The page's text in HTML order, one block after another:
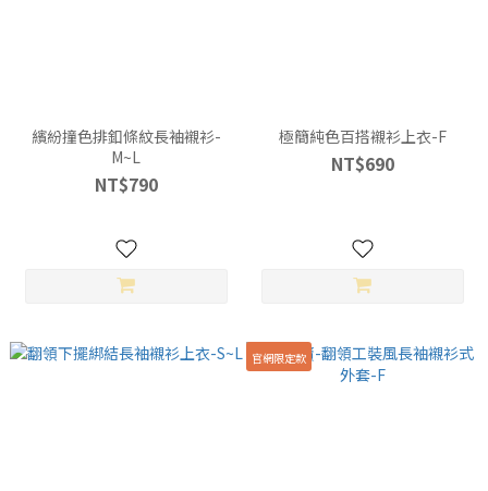
繽紛撞色排釦條紋長袖襯衫-
M~L
NT$790
極簡純色百搭襯衫上衣-F
NT$690
官網限定款